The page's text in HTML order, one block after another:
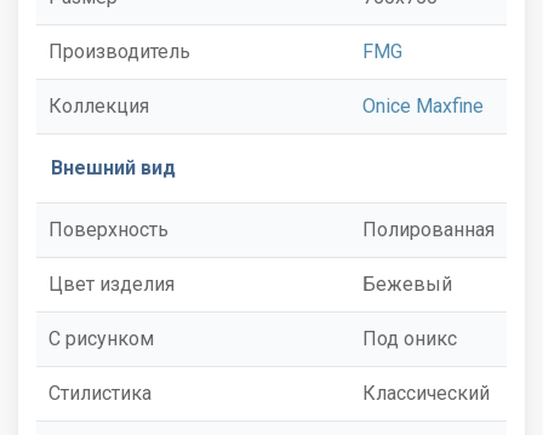
Производитель FMG
Коллекция Onice Maxfine
Внешний вид
Поверхность Полированная
Цвет изделия Бежевый
С рисунком Под оникс
Стилистика Классический